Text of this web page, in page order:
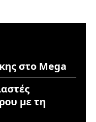
στο Mega
με τη